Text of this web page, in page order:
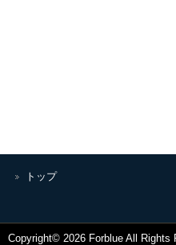
トップ
Copyright© 2026 Forblue All Rights